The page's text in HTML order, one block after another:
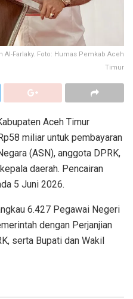
Farlaky. Foto: Humas Pemkab Aceh
Timur
Aceh Timur
miliar untuk pembayaran
(ASN), anggota DPRK,
daerah. Pencairan
5 Juni 2026.
6.427 Pegawai Negeri
dengan Perjanjian
serta Bupati dan Wakil